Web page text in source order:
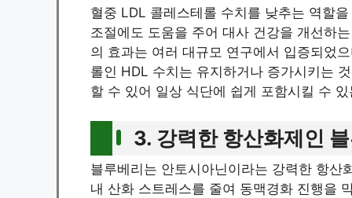
혈중 LDL 콜레스테롤 수치를 낮추는 역할
조절에도 도움을 주어 대사 건강을 개선하
의 효과는 여러 대규모 연구에서 입증되었
롤인 HDL 수치는 유지하거나 증가시키는
할 수 있어 일상 식단에 쉽게 포함시킬 수
3. 강력한 항산화제인
블루베리는 안토시아닌이라는 강력한 항산
내 산화 스트레스를 줄여 동맥경화 진행을